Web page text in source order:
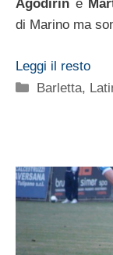
Agodirin e
di Marino ma
Leggi il resto
Categorie
Barletta,